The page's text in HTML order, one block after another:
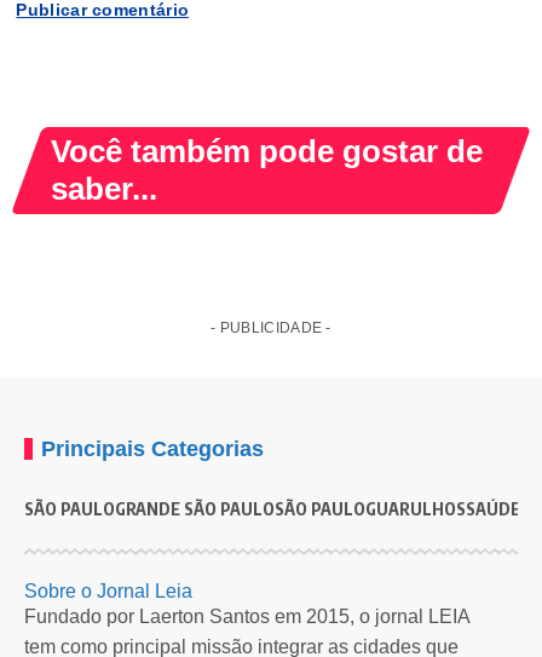
Você também pode gostar de
saber...
ESPORTES INTERNACIONAL
Confira os duelos das oitavas de final da
Libertadores 2024
- PUBLICIDADE -
Principais Categorias
SÃO PAULOGRANDE SÃO PAULOSÃO PAULOGUARULHOSSAÚDE
Sobre o Jornal Leia
Fundado por Laerton Santos em 2015, o jornal LEIA
tem como principal missão integrar as cidades que